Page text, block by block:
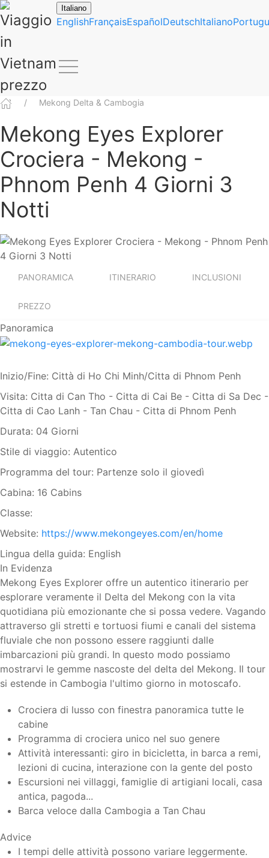
Italiano
EnglishFrançaisEspañolDeutschItaliano
Mekong Delta & Cambogia
Mekong Eyes Explorer
Crociera - Mekong -
Phnom Penh 4 Giorni 3
Notti
PANORAMICA ITINERARIO INCLUSIONI
PREZZO
Panoramica
Inizio/Fine: Città di Ho Chi Minh/Citta di Phnom Penh
Visita: Citta di Can Tho - Citta di Cai Be - Citta di Sa Dec -
Citta di Cao Lanh - Tan Chau - Citta di Phnom Penh
Durata: 04 Giorni
Stile di viaggio: Autentico
Programma del tour: Partenze solo il giovedì
Cabina: 16 Cabins
Classe:
Website: https://www.mekongeyes.com/en/home
Lingua della guida: English
In Evidenza
Mekong Eyes Explorer offre un autentico itinerario per
esplorare veramente il Delta del Mekong con la vita
quotidiana più emozionante che si possa vedere. Vagando
attraverso gli stretti e tortuosi fiumi e canali del sistema
fluviale che non possono essere raggiunti dalle
imbarcazioni più grandi. In questo modo possiamo
mostrarvi le gemme nascoste del delta del Mekong. Il tour
si estende in Cambogia l'ultimo giorno in motoscafo.
Crociera di lusso con finestra panoramica tutte le
cabine
Programma di crociera unico nel suo genere
Attività interessanti: giro in bicicletta, in barca a remi,
lezioni di cucina, interazione con la gente del posto
Escursioni nei villaggi, famiglie di artigiani locali, casa
antica, pagoda...
Barca veloce dalla Cambogia a Tan Chau
Advice
I tempi delle attività possono variare leggermente.